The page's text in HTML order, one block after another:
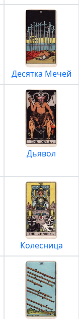
Десятка Мечей
Дьявол
Колесница